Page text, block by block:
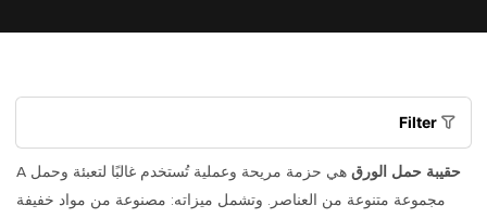
Filter
A حقيبة حمل الورق هي حزمة مريحة وعملية تُستخدم غالبًا لتعبئة وحمل
مجموعة متنوعة من العناصر. وتشمل ميزاته: مصنوعة من مواد خفيفة